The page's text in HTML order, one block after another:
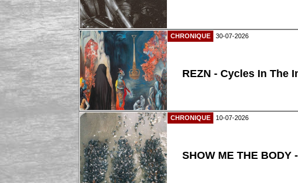
CHRONIQUE 30-07-2026
REZN - Cycles In The
CHRONIQUE 10-07-2026
SHOW ME THE BODY